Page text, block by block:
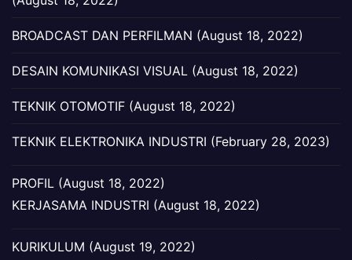
BROADCAST DAN PERFILMAN (August 18, 2022)
DESAIN KOMUNIKASI VISUAL (August 18, 2022)
TEKNIK OTOMOTIF (August 18, 2022)
TEKNIK ELEKTRONIKA INDUSTRI (February 28, 2023)
PROFIL (August 18, 2022)
KERJASAMA INDUSTRI (August 18, 2022)
KURIKULUM (August 19, 2022)